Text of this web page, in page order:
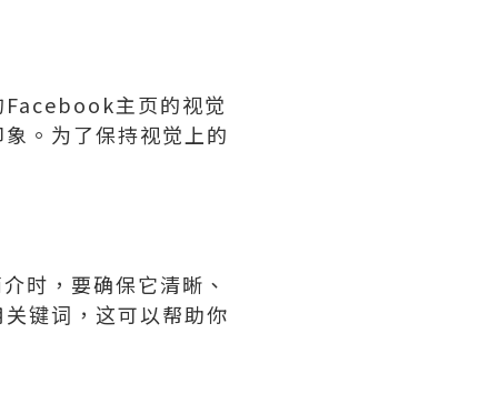
Facebook主页的视觉
。为了保持视觉上的
时，要确保它清晰、
键词，这可以帮助你